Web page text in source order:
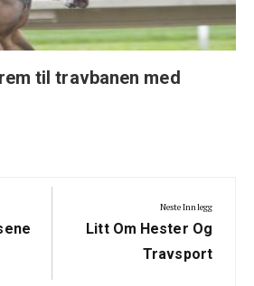
til travbanen med
Neste Innlegg
Next
Litt Om Hester Og
Travsport